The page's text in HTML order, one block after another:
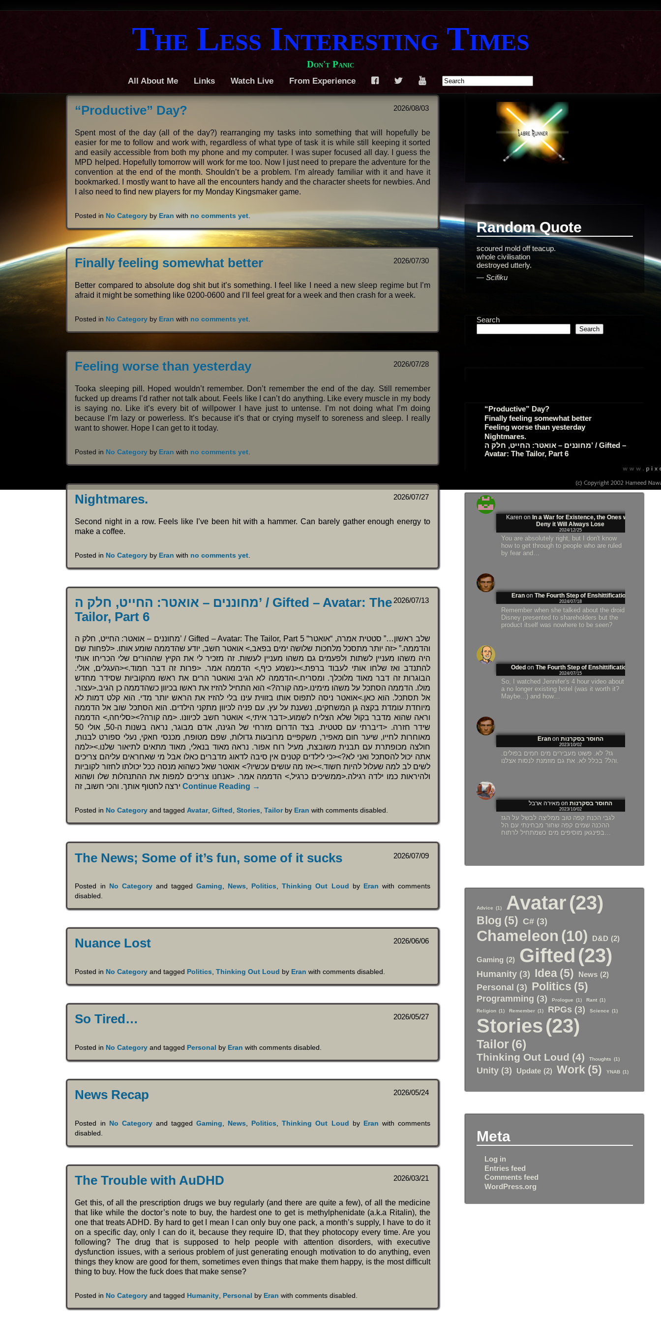
The Less Interesting Times
Don't Panic
All About Me Links Watch Live From Experience F T Y
2026/08/03
“Productive” Day?
Spent most of the day (all of the day?) rearranging my tasks into something that will hopefully be
easier for me to follow and work with, regardless of what type of task it is while still keeping it sorted
and easily accessible from both my phone and my computer. I was super focused all day. I guess the
MPD helped. Hopefully tomorrow will work for me too. Now I just need to prepare the adventure for the
convention at the end of the month. Shouldn’t be a problem. I’m already familiar with it and have it
bookmarked. I mostly want to have all the encounters handy and the character sheets for newbies. And
I also need to find new players for my Monday Kingsmaker game.
Posted in No Category by Eran with no comments yet.
2026/07/30
Finally feeling somewhat better
Better compared to absolute dog shit but it’s something. I feel like I need a new sleep regime but I’m
afraid it might be something like 0200-0600 and I’ll feel great for a week and then crash for a week.
Posted in No Category by Eran with no comments yet
2026/07/28
Feeling worse than yesterday
Tooka sleeping pill. Hoped wouldn’t remember. Don’t remember the end of the day. Still remember
fucked up dreams I’d rather not talk about. Feels like I can’t do anything. Like every muscle in my body
is saying no. Like it’s every bit of willpower I have just to untense. I’m not doing what I’m doing
because I’m lazy or powerless. It’s because it’s that or crying myself to soreness and sleep. I really
want to shower. Hope I can get to it today.
Posted in No Category by Eran with no comments yet
2026/07/27
Nightmares.
Second night in a row. Feels like I’ve been hit with a hammer. Can barely gather enough energy to
make a coffee.
Posted in No Category by Eran with no comments yet
2026/07/13
מחוננים – אואטר: החייט, חלק ה’ / Gifted – Avatar: The
Tailor, Part 6
מחוננים – אואטר: החייט, חלק ה’ / Gifted – Avatar: The Tailor, Part 5 “שלב ראשון…” סטטית אמרה, “אואטר
והדממה.” <זה יותר מתסכל מלחכות שלושה ימים בפאב,> אואטר חשב, יודע שהדממה שומע אותו. <לפחות שם
היה משהו מעניין לשתות ולפעמים גם משהו מעניין לעשות. זה מזכיר לי את הקיץ שההורים שלי הכריחו אותי
להתנדב ואז שלחו אותי לעבוד ברפת.><נשמע כיף,> הדממה אמר. <פרות זה דבר חמוד.><העגלים, אולי.
הבוגרות זה דבר מאוד מלוכלך. ומסריח.>הדממה לא הגיב ואואטר הרים את ראשו מהקוביות שסידר מחדש
מולו. הדממה הסתכל על משהו מימינו.<מה קורה?> הוא התחיל להזיז את ראשו בכיוון כשהדממה כן הגיב.<עצור.
אל תסתכל. הוא כאן.>אואטר ניסה לתפוס אותו בזווית עינו בלי להזיז את הראש יותר מדי. הוא קלט דמות לא
מיוחדת עומדת בקצה גן המשחקים, נשענת על עץ, עם פניה לכיוון מתקני הילדים. הוא הסתכל שוב אל הדממה
וראה שהוא מדבר בקול שלא הצליח לשמוע.<דבר איתי,> אואטר חשב לכיוונו. <מה קורה?><סליחה,> הדממה
שידר חזרה. <דיברתי עם סטטית. בצד הדרום מזרחי של הגינה, אדם מבוגר, נראה בשנות ה-50, אולי 50
מאוחרות לחייו, שיער חום מאפיר, משקפיים מרובעות גדולות, שפם מטופח, מכנסי חאקי, נעלי ספורט לבנות,
חולצה מכופתרת עם תבנית משובצת, מעיל רוח אפור. נראה מאוד בנאלי, מאוד מתאים לתיאור שלנו.><למה
אתה יכול להסתכל ואני לא?><כי לילדים קטנים אין סיבה לדאוג מדברים כאלו אבל מי שאחראים עליהם צריכים
לשים לב למה שעלול להיות חשוד.><אז מה עושים עכשיו?> אואטר שאל כשהוא מנסה ככל יכולתו לחזור לקוביות
ולהיראות כמו ילדה רגילה.<ממשיכים כרגיל,> הדממה אמר. <אנחנו צריכים למפות את ההתנהלות שלו ושהוא
ירצה לחטוף אותך. והכי חשוב, זהContinue Reading →
Posted in No Category and taggedAvatar,Gifted,Stories,Tailorby Eran withcomments disabled.
2026/07/09
The News; Some of it’s fun, some of it sucks
Posted in No Categoryand taggedGaming, News, Politics,Thinking Out Loud by Eran with comments
disabled.
2026/06/06
Nuance Lost
Posted in No Category and tagged Politics ,Thinking Out Loud by Eran withcomments disabled
2026/05/27
So Tired…
Posted in No Category and tagged Personal by Eran withcomments disabled
2026/05/24
News Recap
Posted in No Categoryand taggedGaming News Politics ,Thinking Out Loud by Eran with comments
disabled
2026/03/21
The Trouble with AuDHD
Get this, of all the prescription drugs we buy regularly (and there are quite a few), of all the medicine
that like while the doctor’s note to buy, the hardest one to get is methylphenidate (a.k.a Ritalin), the
one that treats ADHD. By hard to get I mean I can only buy one pack, a month’s supply, I have to do it
on a specific day, only I can do it, because they require ID, that they photocopy every time. Are you
following? The drug that is supposed to help people with attention disorders, with executive
dysfunction issues, with a serious problem of just generating enough motivation to do anything, even
things they know are good for them, sometimes even things that make them happy, is the most difficult
thing to buy. How the fuck does that make sense?
Posted in No Category and tagged Humanity Personal by Eran withcomments disabled
Random Quote
scoured mold off teacup.
whole civilisation
destroyed utterly.
—Scifiku
Search
Search
“Productive” Day?
Finally feeling somewhat better
Feeling worse than yesterday
Nightmares.
מחוננים – אואטר: החייט, חלק ה’ / Gifted –
Avatar: The Tailor, Part 6
Karen onIn a War for Existence, the Ones who
Deny it Will Always Lose
2024/12/25
You are absolutely right, but I don't know
how to get through to people who are ruled
by fear and…
Eran onThe Fourth Step of Enshittification
2024/07/18
Remember when she talked about the droid
Disney presented to shareholders but the
product itself was nowhere to be seen?
Odedon The Fourth Step of Enshittification
2024/07/15
So, I watched Jennifer's 4 hour video about
a no longer existing hotel (was it worth it?
Maybe...) and how…
Eranon החוסר בסקרנות
2023/10/02
גז? לא. פשוט מעבירים מים חמים בפולים.
והל? בכלל לא. את גם מוזמנת לנסות אצלנו.
מאירה ארבלon החוסר בסקרנות
2023/10/02
לגבי הכנת קפה טוב ממליצה לבשל על הגז
ההכנה שמים קפה שחור מבחינתי עם הל
Advice (1) Avatar(23)
Blog (5) C# (3)
Chameleon (10) D&D (2)
Gaming (2) Gifted (23)
Humanity (3) Idea (5) News (2)
Personal (3) Politics (5)
Programming (3) Prologue (1) Rant (1)
Religion (1) Remember (1) RPGs (3) Science (1)
Stories(23)
Tailor (6)
Thinking Out Loud (4) Thoughts (1)
Unity (3) Update (2) Work (5) YNAB (1)
Meta
Log in
Entries feed
Comments feed
WordPress.org